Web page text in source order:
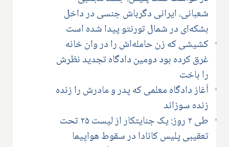
شعبانی، ایرانی دگرباش جنسی در داخل
بشکه‌ای در شمال تورنتو پیدا شده است
کشیشی که زن حامله‌اش را در وان خانه
غرق کرده بود دومین دادگاه تجدید نظرش
را باخت
آغاز دادگاه معلمی که پدر و مادرش را زنده
زنده سوزاند
طی ۲ روز: یک جنایتکار از لیست ۲۵ تحت
تعقیبی پلیس کانادا در سقوط هواپیما